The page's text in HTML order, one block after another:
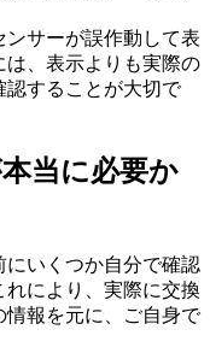
サーが誤作動して表
、表示よりも実際の
認することが大切で
当に必要か
いくつか自分で確認
により、実際に交換
報を元に、ご自身で